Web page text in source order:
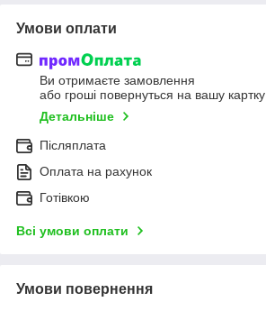
Умови оплати
Ви отримаєте замовлення
або гроші повернуться на вашу картку
Детальніше
Післяплата
Оплата на рахунок
Готівкою
Всі умови оплати
Умови повернення